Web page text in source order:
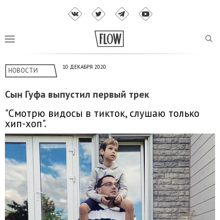
НОВОСТИ 10 ДЕКАБРЯ 2020
Сын Гуфа выпустил первый трек
"Смотрю видосы в тикток, слушаю только
хип-хоп".